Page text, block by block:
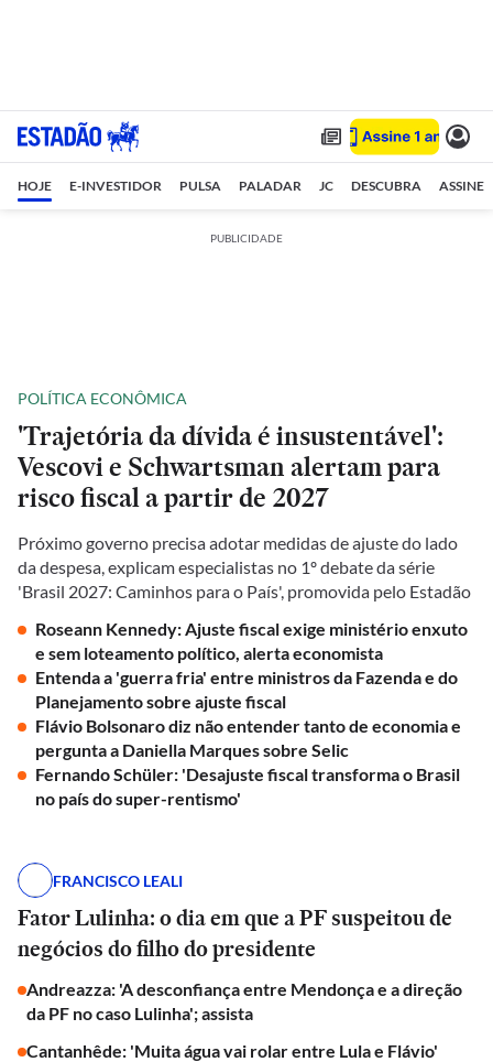
HOJE E-INVESTIDOR PULSA PALADAR JC DESCUBRA ASSINE
PUBLICIDADE
POLÍTICA ECONÔMICA
'Trajetória da dívida é insustentável':
Vescovi e Schwartsman alertam para
risco fiscal a partir de 2027
Próximo governo precisa adotar medidas de ajuste do lado
da despesa, explicam especialistas no 1º debate da série
'Brasil 2027: Caminhos para o País', promovida pelo Estadão
Roseann Kennedy: Ajuste fiscal exige ministério enxuto
e sem loteamento político, alerta economista
Entenda a 'guerra fria' entre ministros da Fazenda e do
Planejamento sobre ajuste fiscal
Flávio Bolsonaro diz não entender tanto de economia e
pergunta a Daniella Marques sobre Selic
Fernando Schüler: 'Desajuste fiscal transforma o Brasil
no país do super-rentismo'
FRANCISCO LEALI
Fator Lulinha: o dia em que a PF suspeitou de
negócios do filho do presidente
Andreazza: 'A desconfiança entre Mendonça e a direção
da PF no caso Lulinha'; assista
Cantanhêde: 'Muita água vai rolar entre Lula e Flávio'